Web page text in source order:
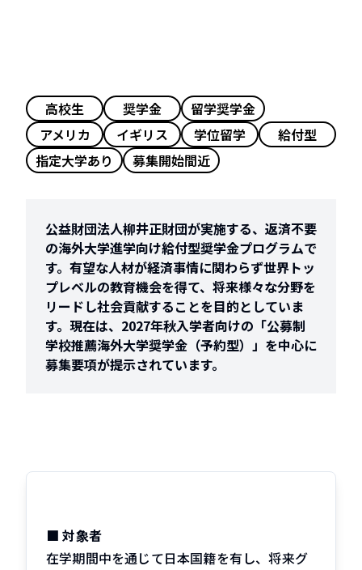
高校生 奨学金
留学奨学金
アメリカ
イギリス 学位留学
給付型
指定大学あり
募集開始間近
公益財団法人柳井正財団が実施する、返済不要
の海外大学進学向け給付型奨学金プログラムで
す。有望な人材が経済事情に関わらず世界トッ
プレベルの教育機会を得て、将来様々な分野を
リードし社会貢献することを目的としていま
す。現在は、2027年秋入学者向けの「公募制
学校推薦海外大学奨学金（予約型）」を中心に
募集要項が提示されています。
■対象者
在学期間中を通じて日本国籍を有し、将来グ